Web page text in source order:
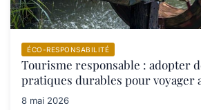
ÉCO-RESPONSABILITÉ
Tourisme responsable : adopter
pratiques durables pour voyager
8 mai 2026